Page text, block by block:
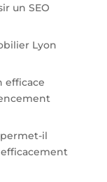
un SEO
Lyon
efficace
il